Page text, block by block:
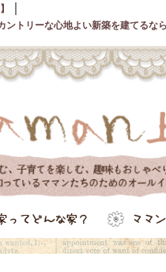
トリーな心地よい新築を建てる